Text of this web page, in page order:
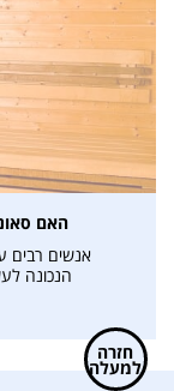
האם
אנשים רבים
הנכונה
חזרה
למעלה